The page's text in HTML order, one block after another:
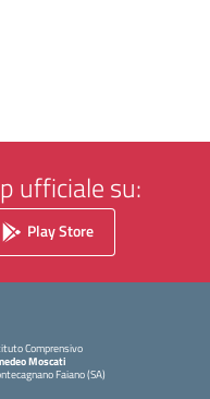
ufficiale su:
Play Store
Comprensivo
Moscati
Faiano (SA)
Visita la pagina iniziale della scuola